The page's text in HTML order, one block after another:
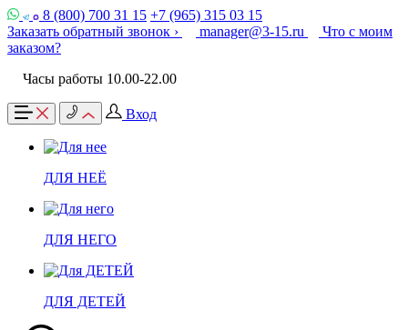
8 (800) 700 31 15 +7 (965) 315 03 15
Заказать обратный звонок ›
manager@3-15.ru
Что с моим
заказом?
Часы работы 10.00-22.00
Вход
ДЛЯ НЕЁ
ДЛЯ НЕГО
ДЛЯ ДЕТЕЙ